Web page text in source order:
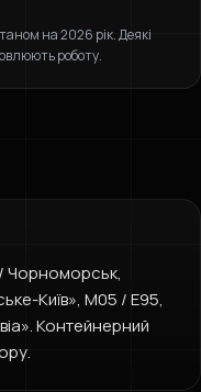
на 2026 рік. Деякі
роботу.
Чорноморськ,
Київ», М05 / Е95,
Контейнерний